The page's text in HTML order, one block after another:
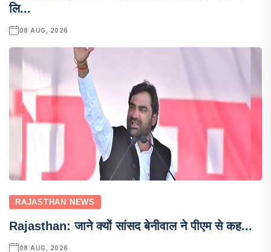
लि...
08 AUG, 2026
RAJASTHAN NEWS
Rajasthan: जाने क्यों सांसद बेनीवाल ने पीएम से कह...
08 AUG, 2026